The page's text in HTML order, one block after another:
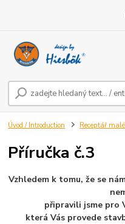
Úvod / Introduction Receptář
Příručka č.3
Vzhledem k tomu, že se
připravili jsme pro
která Vás provede